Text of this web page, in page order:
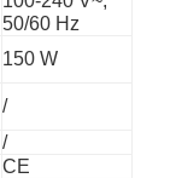
50/60 Hz
150 W
/
/
CE